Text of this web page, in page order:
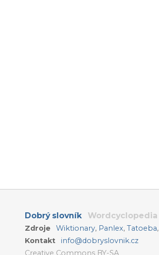
Dobrý slovník Wordcyclopedia
Zdroje Wiktionary, Panlex,Tatoeba,
Kontakt
info@dobryslovnik.cz
Creative Commons BY-SA